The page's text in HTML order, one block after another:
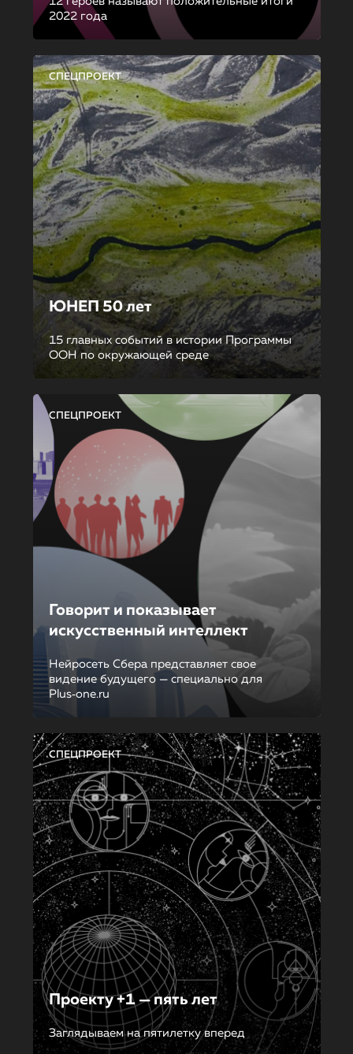
2022 года
СПЕЦПРОЕКТ
ЮНЕП 50 лет
15 главных событий в истории Программы
ООН по окружающей среде
СПЕЦПРОЕКТ
Говорит и показывает
искусственный интеллект
Нейросеть Сбера представляет свое
видение будущего — специально для
Plus‑one.ru
СПЕЦПРОЕКТ
Проекту +1 — пять лет
Заглядываем на пятилетку вперед